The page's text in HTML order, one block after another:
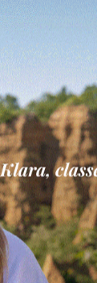
invece terminato